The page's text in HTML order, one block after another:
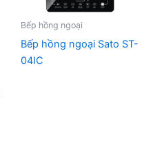
Bếp hồng ngoại
Bếp hồng ngoại Sato ST-
04IC